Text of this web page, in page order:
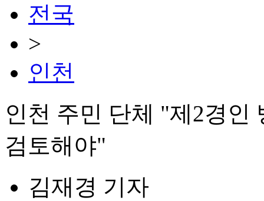
전국
>
인천
인천 주민 단체 "제2경
검토해야"
김재경 기자